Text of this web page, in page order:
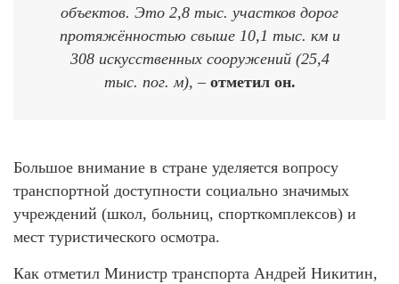
объектов. Это 2,8 тыс. участков дорог
протяжённостью свыше 10,1 тыс. км и
308 искусственных сооружений (25,4
тыс. пог. м), – отметил он.
Большое внимание в стране уделяется вопросу
транспортной доступности социально значимых
учреждений (школ, больниц, спорткомплексов) и
мест туристического осмотра.
Как отметил Министр транспорта Андрей Никитин,